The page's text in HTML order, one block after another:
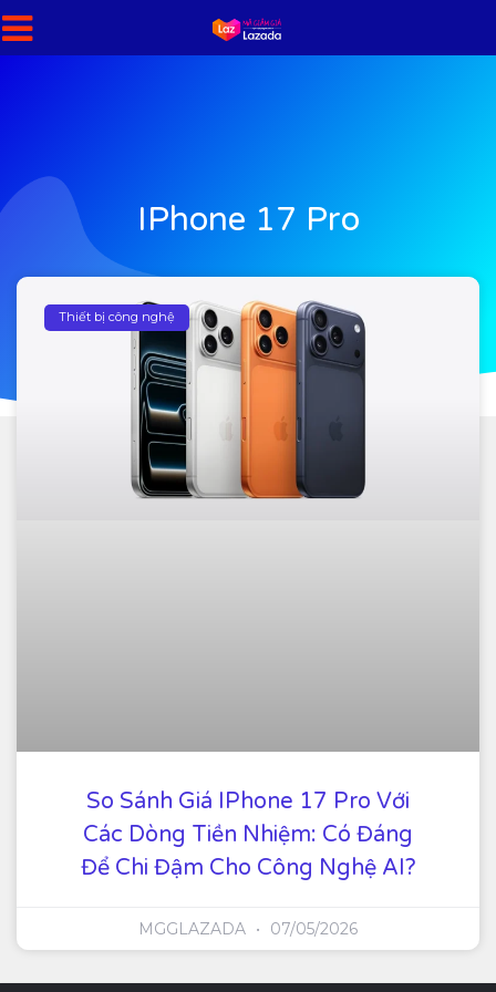
IPhone 17 Pro
Thiết bị công nghệ
So Sánh Giá IPhone 17 Pro Với
Các Dòng Tiền Nhiệm: Có Đáng
Để Chi Đậm Cho Công Nghệ AI?
MGGLAZADA 07/05/2026